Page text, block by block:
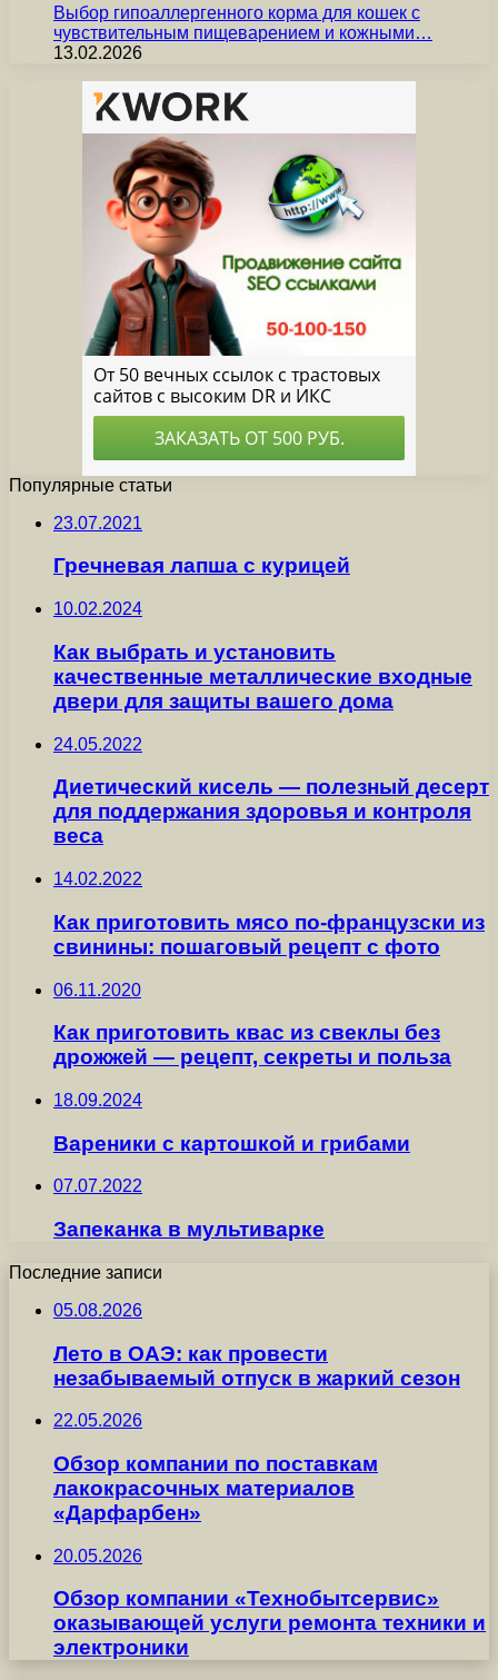
Выбор гипоаллергенного корма для кошек с
чувствительным пищеварением и кожными…
13.02.2026
Популярные статьи
23.07.2021
Гречневая лапша с курицей
10.02.2024
Как выбрать и установить
качественные металлические входные
двери для защиты вашего дома
24.05.2022
Диетический кисель — полезный десерт
для поддержания здоровья и контроля
веса
14.02.2022
Как приготовить мясо по-французски из
свинины: пошаговый рецепт с фото
06.11.2020
Как приготовить квас из свеклы без
дрожжей — рецепт, секреты и польза
18.09.2024
Вареники с картошкой и грибами
07.07.2022
Запеканка в мультиварке
Последние записи
05.08.2026
Лето в ОАЭ: как провести
незабываемый отпуск в жаркий сезон
22.05.2026
Обзор компании по поставкам
лакокрасочных материалов
«Дарфарбен»
20.05.2026
Обзор компании «Технобытсервис»
оказывающей услуги ремонта техники и
электроники